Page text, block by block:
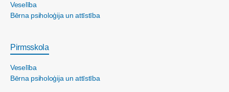
Veselība
Bērna psiholoģija un attīstība
Pirmsskola
Veselība
Bērna psiholoģija un attīstība